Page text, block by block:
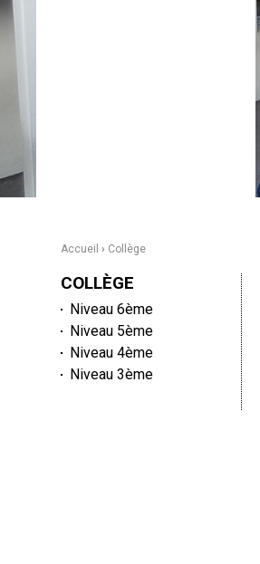
Accueil › Collège
NAVIGATION
COLLÈGE
Niveau 6ème
Niveau 5ème
Niveau 4ème
Niveau 3ème